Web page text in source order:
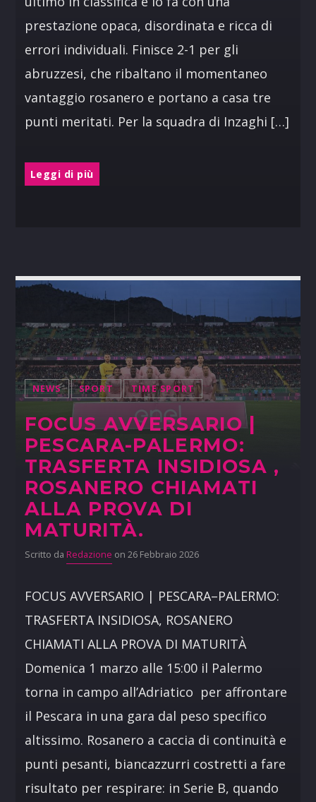
prestazione opaca, disordinata e ricca di
errori individuali. Finisce 2-1 per gli
abruzzesi, che ribaltano il momentaneo
vantaggio rosanero e portano a casa tre
punti meritati. Per la squadra di Inzaghi […]
Leggi di più
NEWS SPORT TIME SPORT
FOCUS AVVERSARIO |
PESCARA-PALERMO:
TRASFERTA INSIDIOSA ,
ROSANERO CHIAMATI
ALLA PROVA DI
MATURITÀ.
Scritto da Redazione on 26 Febbraio 2026
FOCUS AVVERSARIO | PESCARA–PALERMO:
TRASFERTA INSIDIOSA, ROSANERO
CHIAMATI ALLA PROVA DI MATURITÀ
Domenica 1 marzo alle 15:00 il Palermo
torna in campo all’Adriatico per affrontare
il Pescara in una gara dal peso specifico
altissimo. Rosanero a caccia di continuità e
punti pesanti, biancazzurri costretti a fare
risultato per respirare: in Serie B, quando